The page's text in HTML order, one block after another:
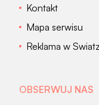
Kontakt
Mapa serwisu
Reklama w
OBSERWUJ NAS